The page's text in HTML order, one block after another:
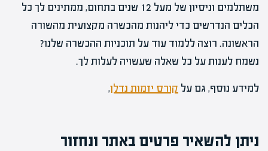
משתלמים וניסיון של מעל 12 שנים בתחום, ממתינים לך כל
הכלים הנדרשים כדי ליהנות מהכשרה מקצועית מהשורה
הראשונה. רוצה ללמוד עוד על תוכניות ההכשרה שלנו?
נשמח לענות על כל שאלה שעשויה לעלות לך.
למידע נוסף, גם על קורס יזמות נדלן,
ניתן להשאיר פרטים באתר ונחזור